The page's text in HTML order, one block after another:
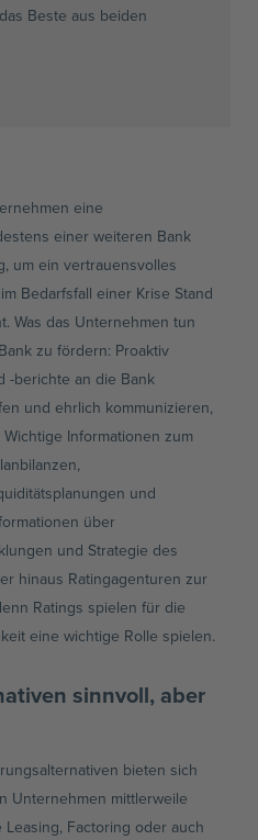
Beste aus beiden
eine
einer weiteren Bank
um ein vertrauensvolles
Bedarfsfall einer Krise Stand
Was das Unternehmen tun
zu fördern: Proaktiv
-berichte an die Bank
und ehrlich kommunizieren,
Informationen zum
und
über
und Strategie des
hinaus Ratingagenturen zur
Ratings spielen für die
eine wichtige Rolle spielen.
sinnvoll, aber
bieten sich
Unternehmen mittlerweile
Factoring oder auch